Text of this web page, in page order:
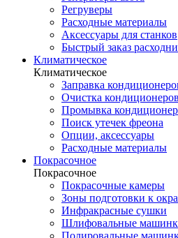
Регруверы
Расходные материалы
Аксессуары для станков
Быстрый заказ
Климатическое
Климатическое
Заправка
Очистка кондиционеров
Промывка
Поиск утечек фреона
Опции, аксессуары
Расходные материалы
Покрасочное
Покрасочное
Покрасочные камеры
Зоны подготовки к
Инфракрасные сушки
Шлифовальные
Полировальные